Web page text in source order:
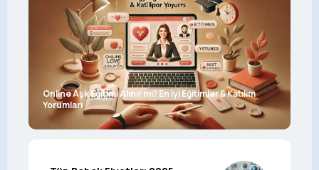
Online Aşk Eğitimi Alınır mı? En İyi Eğitimler & Katılım
Yorumları